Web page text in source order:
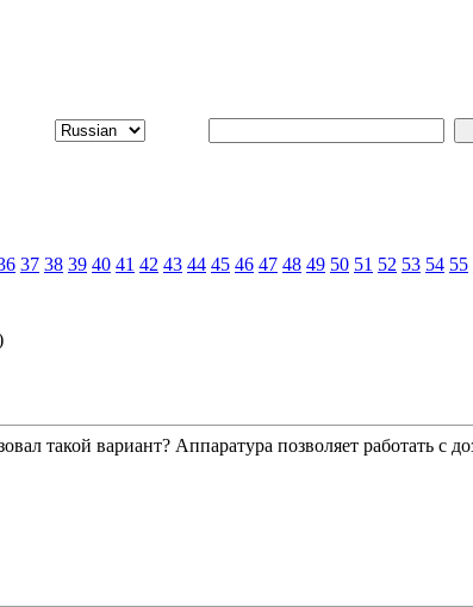
37 38 39 40 41 42 43 44 45 46 47 48 49 50 51 52 53 54 55
такой вариант? Аппаратура позволяет работать с